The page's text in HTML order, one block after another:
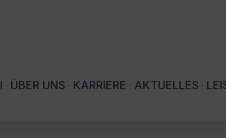
ÜBER UNS KARRIERE AKTUELLES